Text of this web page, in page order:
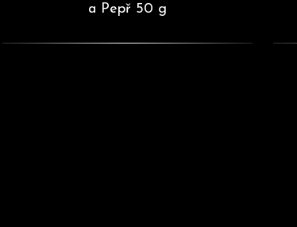
a Pepř 50 g